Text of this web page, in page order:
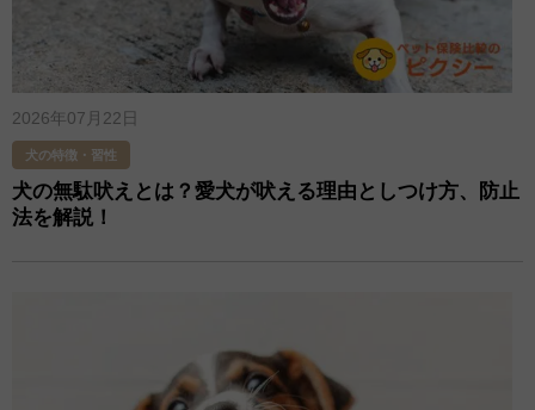
2026年07月22日
犬の特徴・習性
犬の無駄吠えとは？愛犬が吠える理由としつけ方、防止
法を解説！